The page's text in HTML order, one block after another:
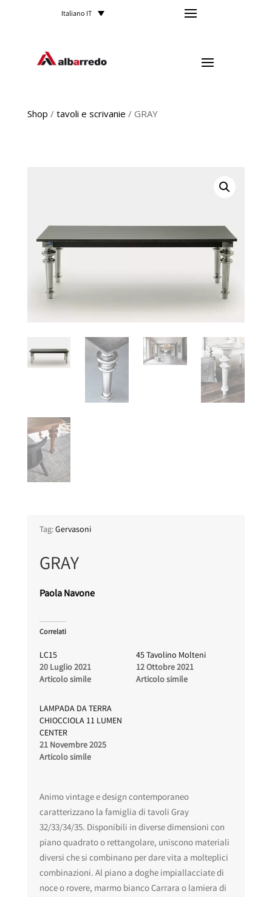
Italiano IT
Shop / tavoli e scrivanie / GRAY
Tag:Gervasoni
GRAY
Paola Navone
Correlati
LC15
20 Luglio 2021
Articolo simile
45 Tavolino Molteni
12 Ottobre 2021
Articolo simile
LAMPADA DA TERRA
CHIOCCIOLA 11 LUMEN
CENTER
21 Novembre 2025
Articolo simile
Animo vintage e design contemporaneo
caratterizzano la famiglia di tavoli Gray
32/33/34/35. Disponibili in diverse dimensioni con
piano quadrato o rettangolare, uniscono materiali
diversi che si combinano per dare vita a molteplici
combinazioni. Al piano a doghe impiallacciate di
noce o rovere, marmo bianco Carrara o lamiera di